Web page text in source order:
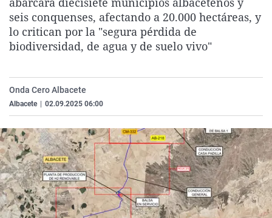
La rosa de los vientos
Gente viajera
Como el perro y el
Caso
Retornados
Equipo de
Extremadura
Galicia
La Rioja
Virales
Televisión
Elecciones
seis conquenses, afectando a 20.000 hectáreas, y
lo critican por la "segura pérdida de
biodiversidad, de agua y de suelo vivo"
Onda Cero Albacete
Albacete 02.09.2025 06:00